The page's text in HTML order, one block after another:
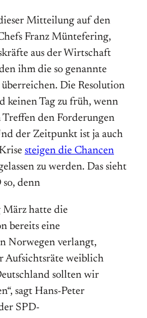
Mitteilung auf den
Franz Müntefering,
aus der Wirtschaft
ihm die so genannte
überreichen. Die Resolution
keinen Tag zu früh, wenn
Treffen den Forderungen
der Zeitpunkt ist ja auch
steigen die Chancen
zu werden. Das sieht
denn
März hatte die
bereits eine
Norwegen verlangt,
Aufsichtsräte weiblich
sollten wir
sagt Hans-Peter
SPD-